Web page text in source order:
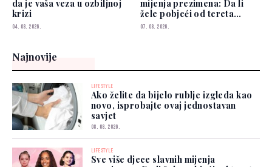
da je vaša veza u ozbiljnoj
krizi
04. 08. 2026.
mijenja prezimena: Da li
žele pobjeći od tereta
poznatih roditelja?
07. 08. 2026.
Najnovije
LIFESTYLE
Ako želite da bijelo rublje izgleda kao
novo, isprobajte ovaj jednostavan
savjet
08. 08. 2026.
LIFESTYLE
Sve više djece slavnih mijenja